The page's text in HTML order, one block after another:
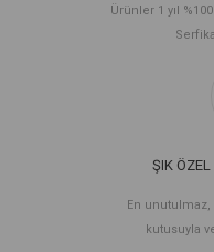
Ürünler 1 yıl
ŞIK ÖZEL
En unutulmaz,
kutusuyla